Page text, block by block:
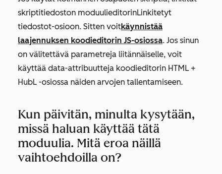
skriptitiedoston moduulieditorinLinkitetyt
tiedostot-osioon. Sitten voitkäynnistää
laajennuksen koodieditorin JS-osiossa. Jos sinun
on välitettävä parametreja liitännäiselle, voit
käyttää data-attribuutteja koodieditorin HTML +
HubL -osiossa näiden arvojen tallentamiseen.
Kun päivitän, minulta kysytään,
missä haluan käyttää tätä
moduulia. Mitä eroa näillä
vaihtoehdoilla on?